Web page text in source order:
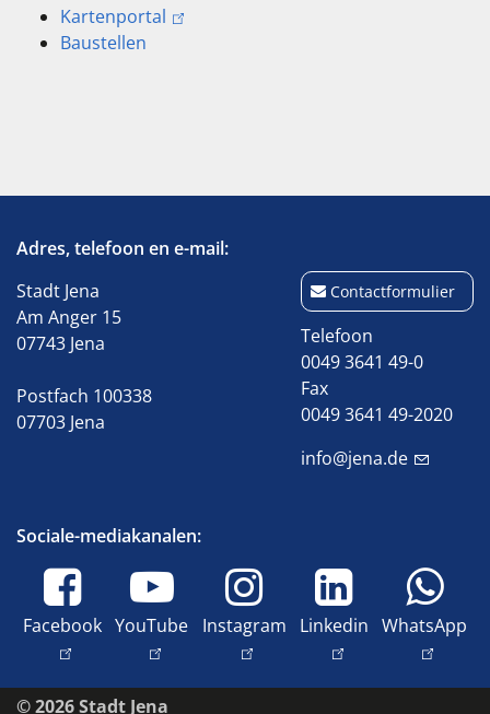
Kartenportal
Baustellen
Adres, telefoon en e-mail:
Stadt Jena
Am Anger 15
07743 Jena
Postfach 100338
07703 Jena
Contactformulier
Telefoon
0049 3641 49-0
Fax
0049 3641 49-2020
info@jena.de
Sociale-mediakanalen:
Facebook YouTube Instagram Linkedin WhatsApp
© 2026 Stadt Jena